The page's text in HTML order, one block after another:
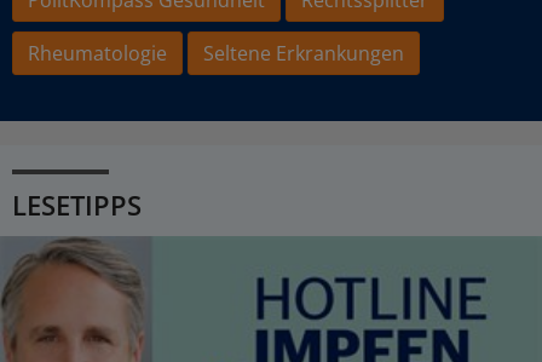
Rheumatologie
Seltene Erkrankungen
LESETIPPS